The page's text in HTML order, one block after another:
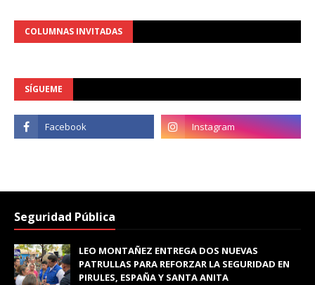
COLUMNAS INVITADAS
SÍGUEME
Seguridad Pública
LEO MONTAÑEZ ENTREGA DOS NUEVAS
PATRULLAS PARA REFORZAR LA SEGURIDAD EN
PIRULES, ESPAÑA Y SANTA ANITA